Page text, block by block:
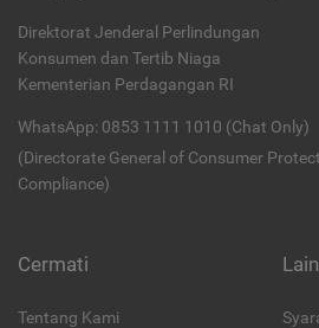
Direktorat Jenderal Perlindungan
Konsumen dan Tertib Niaga
Kementerian Perdagangan RI
WhatsApp: 0853 1111 1010 (Chat Only)
(Directorate General of Consumer
Compliance)
Cermati
Tentang Kami